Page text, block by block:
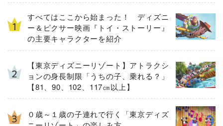
すべてはここから始まった！ ディズニ
ー＆ピクサー映画『トイ・ストーリー』
の主要キャラクターを紹介
【東京ディズニーリゾート】アトラクシ
ョンの身長制限「うちの子、乗れる？」
【81、90、102、117㎝以上】
０歳～１歳の子連れで行く「東京ディズ